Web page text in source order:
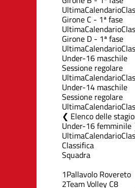
UltimaCalendario
Girone C - 1ª fase
UltimaCalendario
Girone D - 1ª fase
UltimaCalendario
Under-16 maschile
Sessione regolare
UltimaCalendario
Under-14 maschile
Sessione regolare
UltimaCalendario
Elenco delle
Under-16 femminile
UltimaCalendario
Classifica
Squadra
1Pallavolo Rovereto
2Team Volley C8